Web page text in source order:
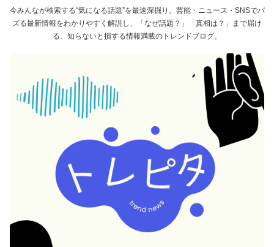
今みんなが検索する“気になる話題”を最速深掘り。芸能・ニュース・SNSでバ
ズる最新情報をわかりやすく解説し、「なぜ話題？」「真相は？」まで届け
る、知らないと損する情報満載のトレンドブログ。